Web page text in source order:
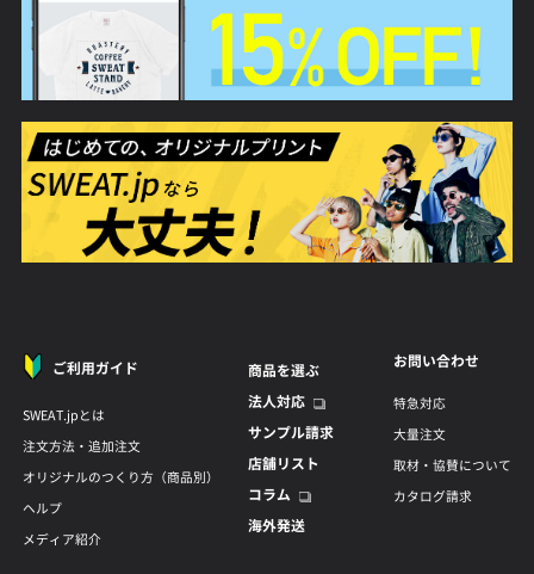
ご利用ガイド
SWEAT.jpとは
注文方法・追加注文
オリジナルのつくり方（商品別）
ヘルプ
メディア紹介
商品を選ぶ
法人対応
サンプル請求
店舗リスト
コラム
海外発送
お問い合わせ
特急対応
大量注文
取材・協賛について
カタログ請求